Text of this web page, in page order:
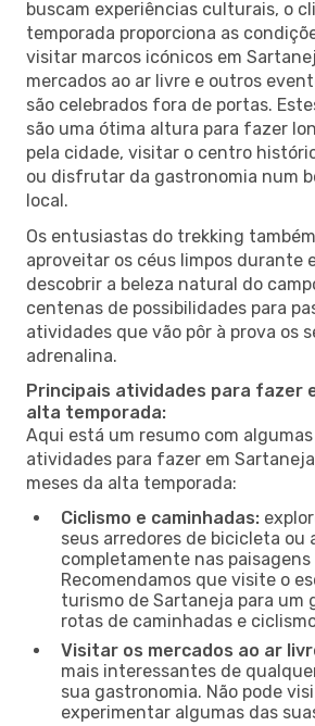
buscam experiências culturais, o
temporada proporciona as
visitar marcos icónicos em
mercados ao ar livre e outros
são celebrados fora de portas.
são uma ótima altura para fazer
pela cidade, visitar o centro
ou disfrutar da gastronomia num
local.
Os entusiastas do trekking
aproveitar os céus limpos durante
descobrir a beleza natural do
centenas de possibilidades para
atividades que vão pôr à prova os
adrenalina.
Principais atividades para fazer
alta temporada:
Aqui está um resumo com
atividades para fazer em
meses da alta temporada:
Ciclismo e caminhadas:
seus arredores de bicicleta ou
completamente nas
Recomendamos que visite o
turismo de Sartaneja para um
rotas de caminhadas e
Visitar os mercados ao ar
mais interessantes de
sua gastronomia. Não pode
experimentar algumas das